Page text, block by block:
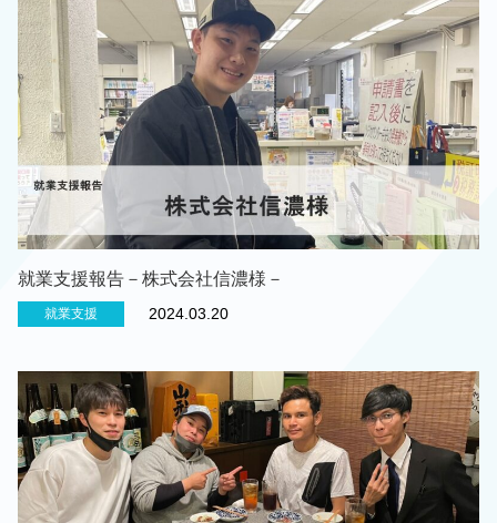
就業支援報告－株式会社信濃様－
就業支援 2024.03.20